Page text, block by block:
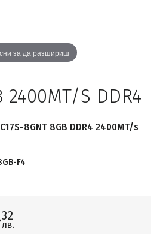
за да разшириш
2400MT/S DDR4
8GNT 8GB DDR4 2400MT/s
F4
32
лв.